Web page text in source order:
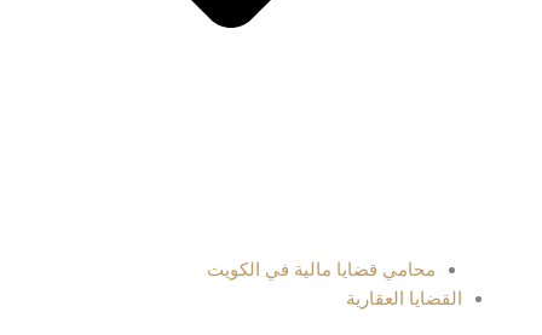
محامي قضايا مالية في الكويت
القضايا العقارية